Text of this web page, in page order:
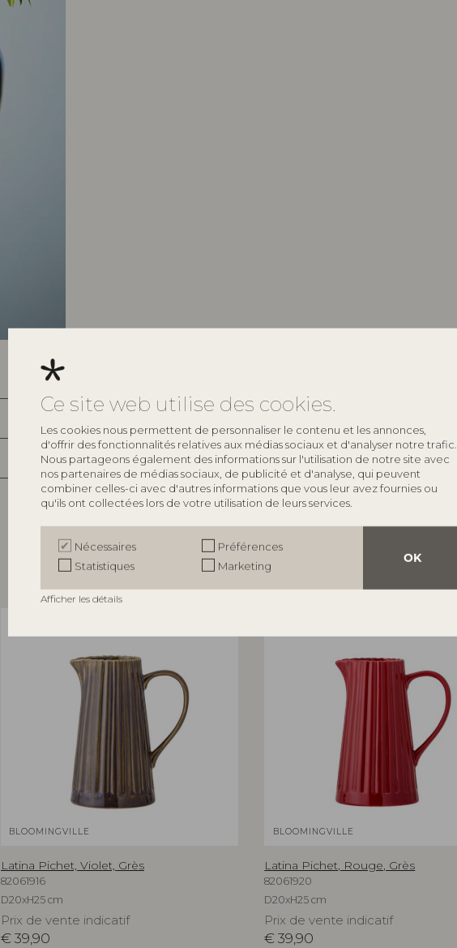
Ce site web utilise des cookies.
Les cookies nous permettent de personnaliser le contenu et les annonces,
d'offrir des fonctionnalités relatives aux médias sociaux et d'analyser notre trafic.
Nous partageons également des informations sur l'utilisation de notre site avec
nos partenaires de médias sociaux, de publicité et d'analyse, qui peuvent
combiner celles-ci avec d'autres informations que vous leur avez fournies ou
qu'ils ont collectées lors de votre utilisation de leurs services.
OK
Nécessaires
Préférences
Statistiques
Marketing
Afficher les détails
keyboard_arrow_down
BLOOMINGVILLE
Latina Pichet, Violet, Grès
82061916
D20xH25 cm
Prix de vente indicatif
€39,90
BLOOMINGVILLE
Latina Pichet, Rouge, Grès
82061920
D20xH25 cm
Prix de vente indicatif
€ 39,90